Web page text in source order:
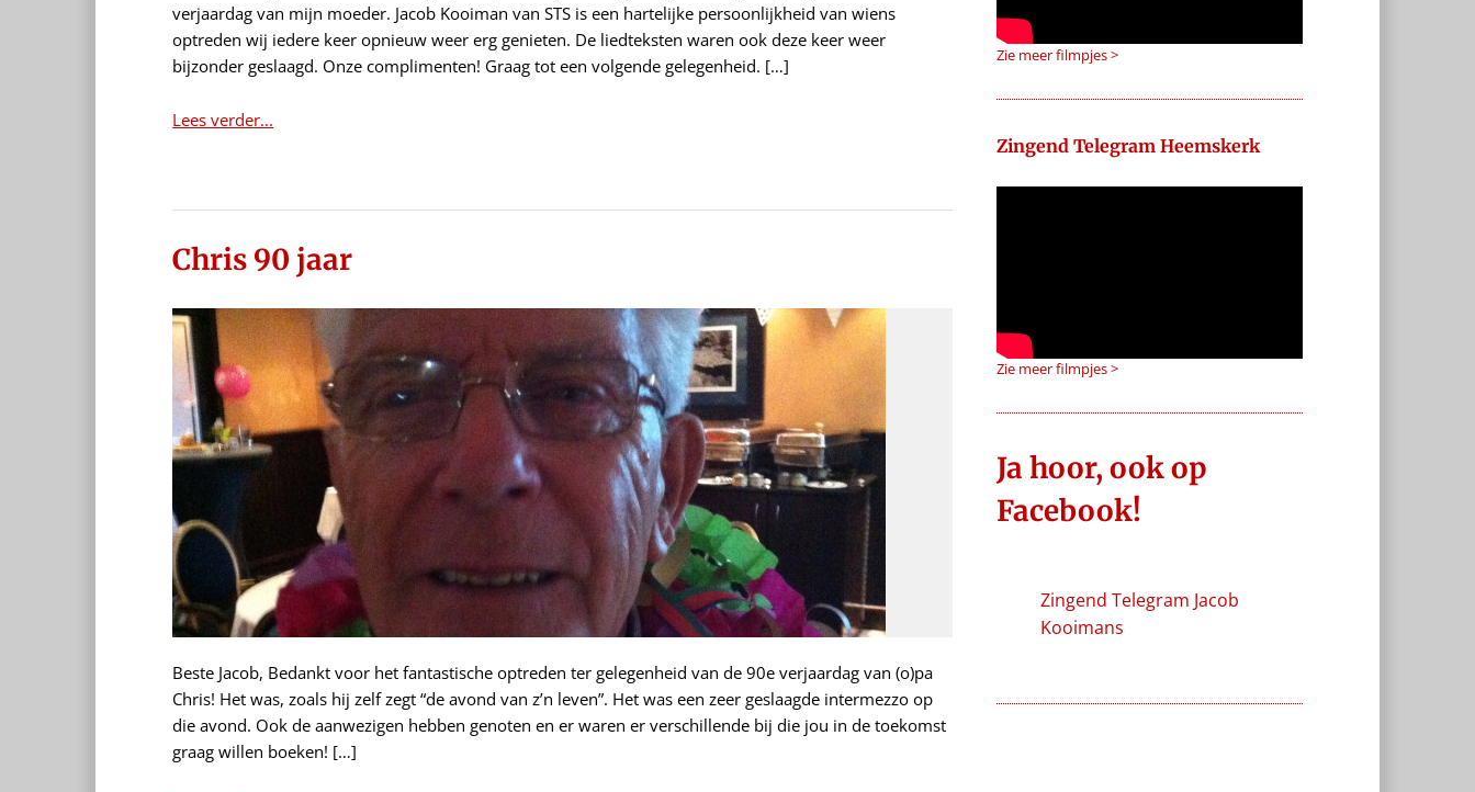
verjaardag van mijn moeder. Jacob Kooiman van STS is een hartelijke persoonlijkheid van wiens
optreden wij iedere keer opnieuw weer erg genieten. De liedteksten waren ook deze keer weer
bijzonder geslaagd. Onze complimenten! Graag tot een volgende gelegenheid. […]
Lees verder...
Chris 90 jaar
Beste Jacob, Bedankt voor het fantastische optreden ter gelegenheid van de 90e verjaardag van (o)pa
Chris! Het was, zoals hij zelf zegt “de avond van z’n leven”. Het was een zeer geslaagde intermezzo op
die avond. Ook de aanwezigen hebben genoten en er waren er verschillende bij die jou in de toekomst
graag willen boeken! […]
Zie meer filmpjes >
Zingend Telegram Heemskerk
Zie meer filmpjes >
Ja hoor, ook op
Facebook!
Zingend Telegram Jacob
Kooimans